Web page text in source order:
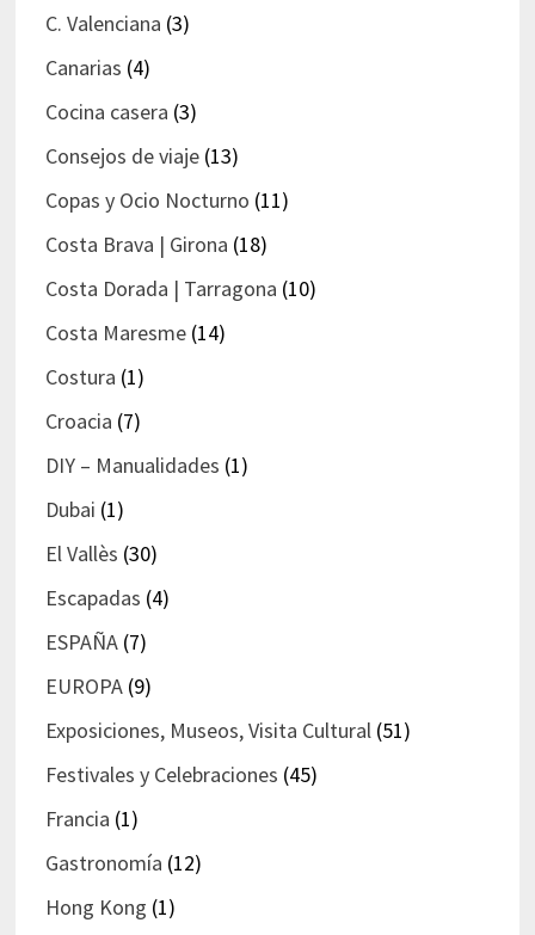
C. Valenciana (3)
Canarias (4)
Cocina casera (3)
Consejos de viaje(13)
Copas y Ocio Nocturno (11)
Costa Brava | Girona (18)
Costa Dorada | Tarragona (10)
Costa Maresme(14)
Costura (1)
Croacia (7)
DIY – Manualidades (1)
Dubai (1)
El Vallès (30)
Escapadas (4)
ESPAÑA(7)
EUROPA(9)
Exposiciones, Museos, Visita Cultural(51)
Festivales y Celebraciones (45)
Francia (1)
Gastronomía (12)
Hong Kong (1)